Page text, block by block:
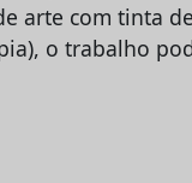
arte com tinta
o trabalho